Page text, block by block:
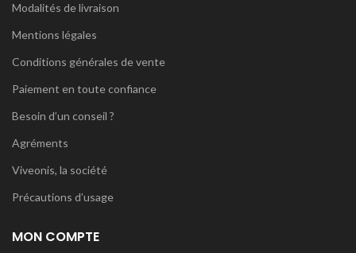
Modalités de livraison
Mentions légales
Conditions générales de vente
Paiement en toute confiance
Besoin d’un conseil ?
Agréments
Viveonis, la société
Précautions d’usage
MON COMPTE